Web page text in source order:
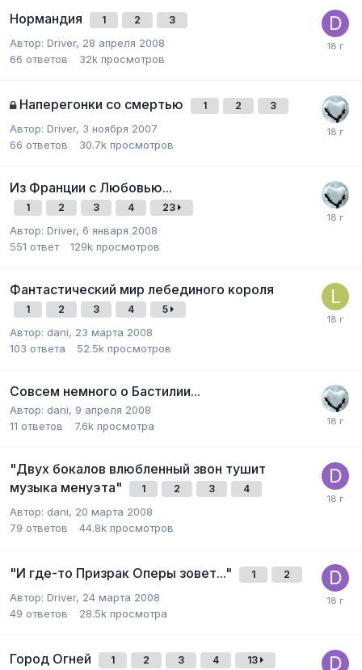
Нормандия 1 2 3
Автор: Driver, 28 апреля 2008
66 ответов 32k просмотров
Наперегонки со смертью 1 2 3
Автор: Driver, 3 ноября 2007
66 ответов 30.7k просмотров
Из Франции с Любовью...
1 2 3 4 23
Автор: Driver, 6 января 2008
551 ответ 129k просмотров
Фантастический мир лебединого короля
1 2 3 4 5
Автор: dani, 23 марта 2008
103 ответа 52.5k просмотров
Совсем немного о Бастилии...
Автор: dani, 9 апреля 2008
11 ответов 7.6k просмотра
"Двух бокалов влюбленный звон тушит
музыка менуэта"
1 2 3 4
Автор: dani, 20 марта 2008
79 ответов 44.8k просмотров
"И где-то Призрак Оперы зовет..." 1 2
Автор: Driver, 24 марта 2008
49 ответов 28.5k просмотра
Город Огней 1 2 3 4 13